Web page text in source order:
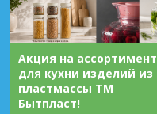
Акция на ассортимент
для кухни изделий из
пластмассы ТМ
Бытпласт!